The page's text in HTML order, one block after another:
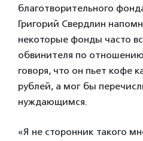
благотворительного
Григорий Свердлин
некоторые фонды часто
обвинителя по
говоря, что он пьет кофе
рублей, а мог бы
нуждающимся.
«Я не сторонник такого